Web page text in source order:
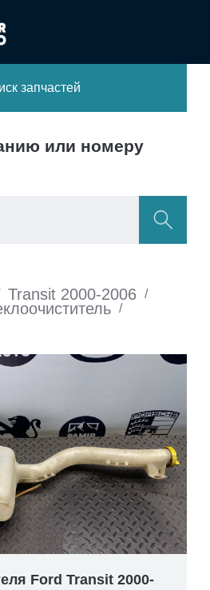
запчастей
или номеру
Transit 2000-2006 /
/
Ford Transit 2000-